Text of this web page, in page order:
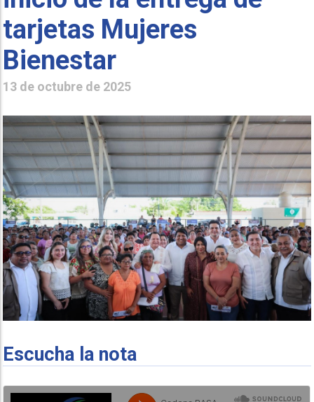
tarjetas Mujeres
Bienestar
13 de octubre de 2025
Escucha la nota